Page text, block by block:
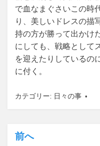
で血なまぐさいこの時
り、美しいドレスの描
持の方が勝って出かけ
にしても、戦略として
を迎えたりしているの
に付く。
カテゴリー: 日々の事
投
前へ